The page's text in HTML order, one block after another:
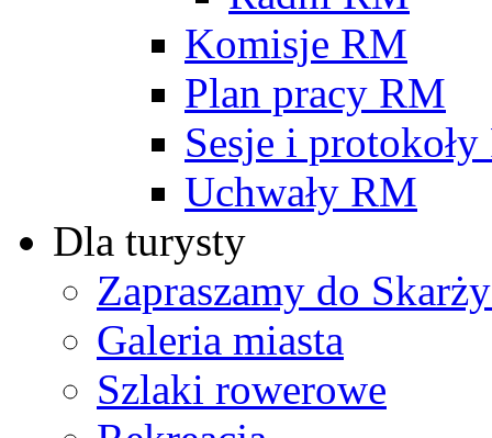
Komisje RM
Plan pracy RM
Sesje i
Uchwały RM
Dla turysty
Zapraszamy do
Galeria miasta
Szlaki rowerowe